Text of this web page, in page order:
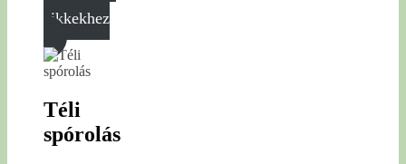
cikkekhez
Téli
spórolás